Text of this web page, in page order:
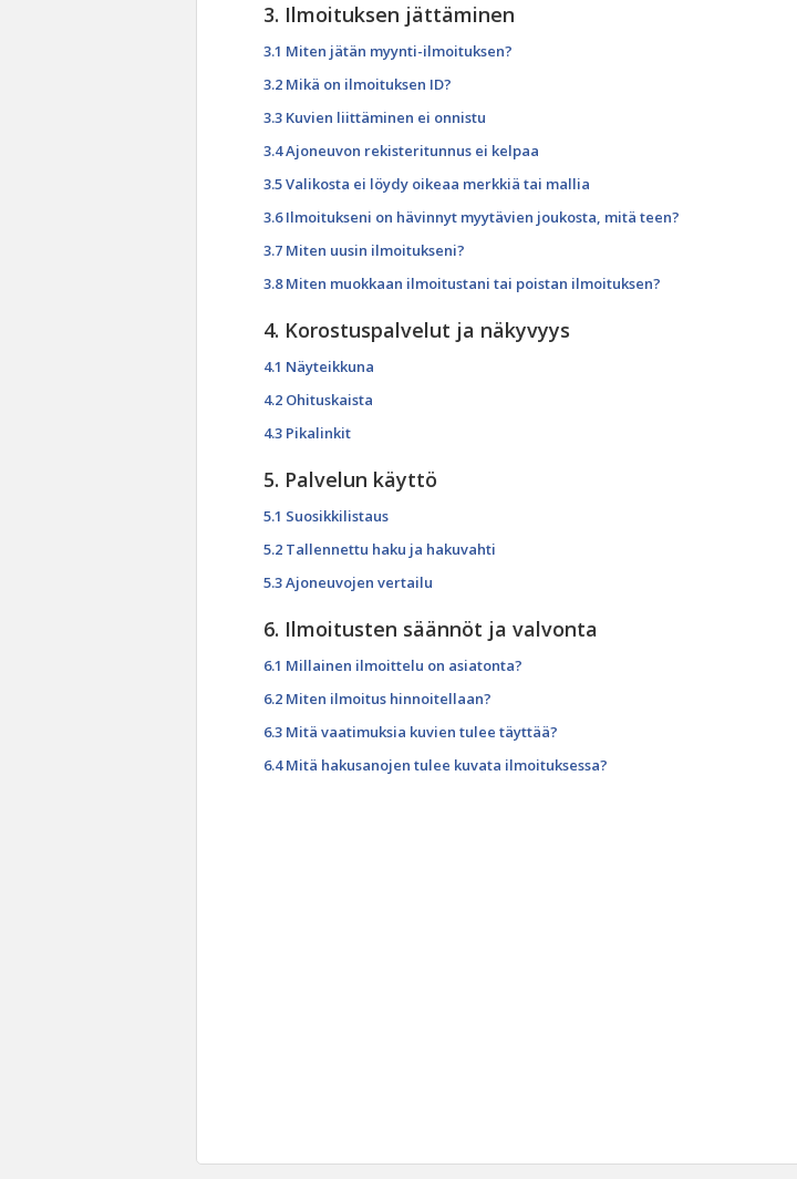
3. Ilmoituksen jättäminen
3.1 Miten jätän myynti-ilmoituksen?
3.2 Mikä on ilmoituksen ID?
3.3 Kuvien liittäminen ei onnistu
3.4 Ajoneuvon rekisteritunnus ei kelpaa
3.5 Valikosta ei löydy oikeaa merkkiä tai mallia
3.6 Ilmoitukseni on hävinnyt myytävien joukosta, mitä teen?
3.7 Miten uusin ilmoitukseni?
3.8 Miten muokkaan ilmoitustani tai poistan ilmoituksen?
4. Korostuspalvelut ja näkyvyys
4.1 Näyteikkuna
4.2 Ohituskaista
4.3 Pikalinkit
5. Palvelun käyttö
5.1 Suosikkilistaus
5.2 Tallennettu haku ja hakuvahti
5.3 Ajoneuvojen vertailu
6. Ilmoitusten säännöt ja valvonta
6.1 Millainen ilmoittelu on asiatonta?
6.2 Miten ilmoitus hinnoitellaan?
6.3 Mitä vaatimuksia kuvien tulee täyttää?
6.4 Mitä hakusanojen tulee kuvata ilmoituksessa?